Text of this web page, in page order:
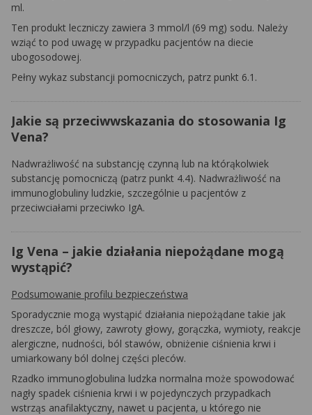
ml.
Ten produkt leczniczy zawiera 3 mmol/l (69 mg) sodu. Należy
wziąć to pod uwagę w przypadku pacjentów na diecie
ubogosodowej.
Pełny wykaz substancji pomocniczych, patrz punkt 6.1.
Jakie są przeciwwskazania do stosowania Ig
Vena?
Nadwrażliwość na substancję czynną lub na którąkolwiek
substancję pomocniczą (patrz punkt 4.4). Nadwrażliwość na
immunoglobuliny ludzkie, szczególnie u pacjentów z
przeciwciałami przeciwko IgA.
Ig Vena – jakie działania niepożądane mogą
wystąpić?
Podsumowanie profilu bezpieczeństwa
Sporadycznie mogą wystąpić działania niepożądane takie jak
dreszcze, ból głowy, zawroty głowy, gorączka, wymioty, reakcje
alergiczne, nudności, ból stawów, obniżenie ciśnienia krwi i
umiarkowany ból dolnej części pleców.
Rzadko immunoglobulina ludzka normalna może spowodować
nagły spadek ciśnienia krwi i w pojedynczych przypadkach
wstrząs anafilaktyczny, nawet u pacjenta, u którego nie